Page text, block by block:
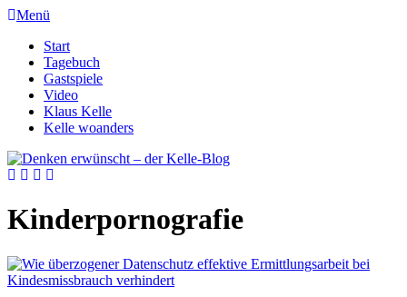
Menü
Start
Tagebuch
Gastspiele
Video
Klaus Kelle
Kelle woanders
Kinderpornografie